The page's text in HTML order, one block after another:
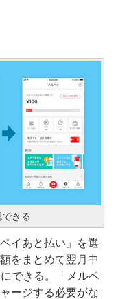
きる
イあと払い」を選
をまとめて翌月中
できる。「メルペ
ージする必要がな